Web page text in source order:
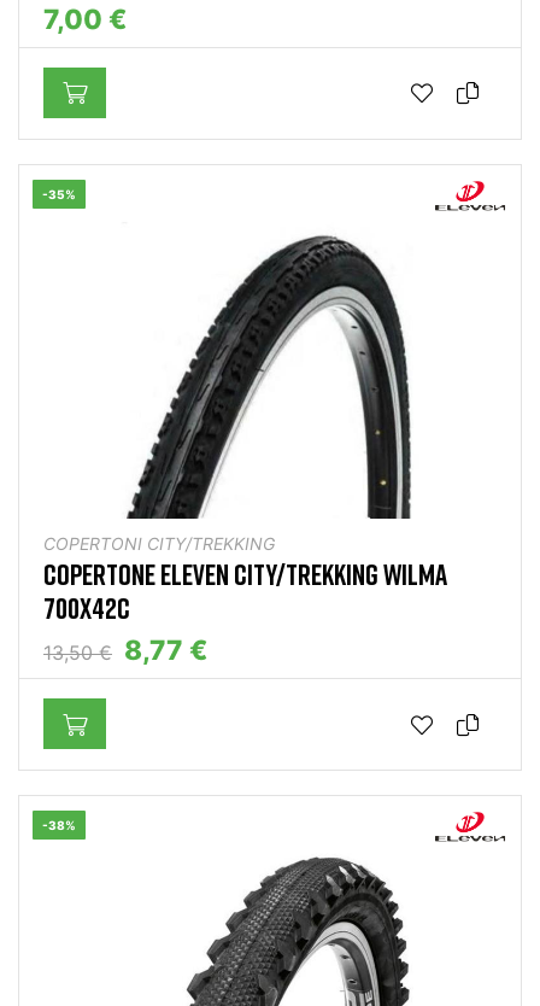
7,00 €
-35%
COPERTONI CITY/TREKKING
COPERTONE ELEVEN CITY/TREKKING WILMA
700X42C
13,50 € 8,77 €
-38%